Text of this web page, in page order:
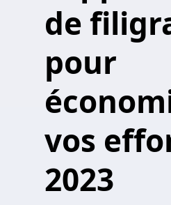
de
pour
vos
2023